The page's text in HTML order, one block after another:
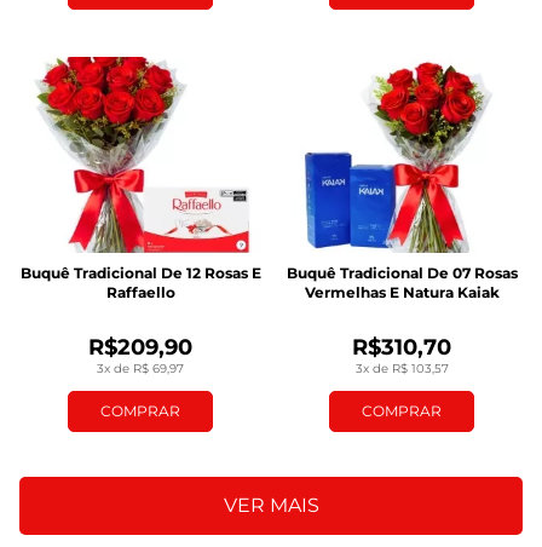
COMPRAR
3x de R$ 69,97
R$209,90
Buquê Tradicional De 12 Rosas E
Raffaello
COMPRAR
3x de R$ 103,57
R$310,70
Buquê Tradicional De 07 Rosas
Vermelhas E Natura Kaiak
VER MAIS